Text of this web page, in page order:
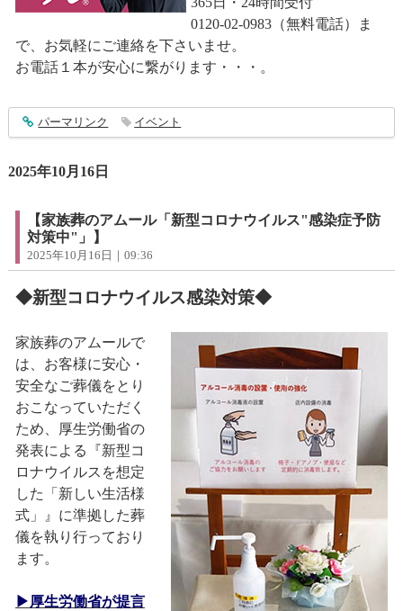
0120-02-0983（無料電話）ま
で、お気軽にご連絡を下さいませ。
お電話１本が安心に繋がります・・・。
entry5020
パーマリンク イベント
2025年10月16日
【家族葬のアムール「新型コロナウイルス"感染症予防
対策中"」】
2025年10月16日｜09:36
◆新型コロナウイルス感染対策◆
家族葬のアムールで
は、お客様に安心・
安全なご葬儀をとり
おこなっていただく
ため、厚生労働省の
発表による『新型コ
ロナウイルスを想定
した「新しい生活様
式」』に準拠した葬
儀を執り行っており
ます。
▶厚生労働省が提言